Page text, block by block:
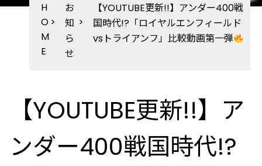
H
O
M
E
>
お
知
ら
せ
>
【YOUTUBE更新!!】アンダー400戦
国時代!?「ロイヤルエンフィールド
vsトライアンフ」比較動画第一弾
【YOUTUBE更新!!】ア
ンダー400戦国時代!?